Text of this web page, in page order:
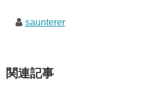
saunterer
関連記事